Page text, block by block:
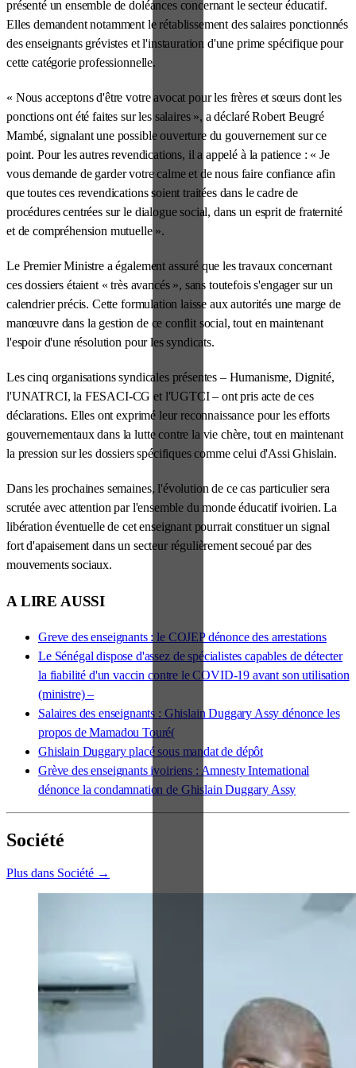
présenté un ensemble de doléances concernant le secteur éducatif.
Elles demandent notamment le rétablissement des salaires ponctionnés
des enseignants grévistes et l'instauration d'une prime spécifique pour
cette catégorie professionnelle.
« Nous acceptons d'être votre avocat pour les frères et sœurs dont les
ponctions ont été faites sur les salaires », a déclaré Robert Beugré
Mambé, signalant une possible ouverture du gouvernement sur ce
point. Pour les autres revendications, il a appelé à la patience : « Je
vous demande de garder votre calme et de nous faire confiance afin
que toutes ces revendications soient traitées dans le cadre de
procédures centrées sur le dialogue social, dans un esprit de fraternité
et de compréhension mutuelle ».
Le Premier Ministre a également assuré que les travaux concernant
ces dossiers étaient « très avancés », sans toutefois s'engager sur un
calendrier précis. Cette formulation laisse aux autorités une marge de
manœuvre dans la gestion de ce conflit social, tout en maintenant
l'espoir d'une résolution pour les syndicats.
Les cinq organisations syndicales présentes – Humanisme, Dignité,
l'UNATRCI, la FESACI-CG et l'UGTCI – ont pris acte de ces
déclarations. Elles ont exprimé leur reconnaissance pour les efforts
gouvernementaux dans la lutte contre la vie chère, tout en maintenant
la pression sur les dossiers spécifiques comme celui d'Assi Ghislain.
Dans les prochaines semaines, l'évolution de ce cas particulier sera
scrutée avec attention par l'ensemble du monde éducatif ivoirien. La
libération éventuelle de cet enseignant pourrait constituer un signal
fort d'apaisement dans un secteur régulièrement secoué par des
mouvements sociaux.
A LIRE AUSSI
Greve des enseignants : le COJEP dénonce des arrestations
Le Sénégal dispose d'assez de spécialistes capables de détecter
la fiabilité d'un vaccin contre le COVID-19 avant son utilisation
(ministre) –
Salaires des enseignants : Ghislain Duggary Assy dénonce les
propos de Mamadou Touré(
Ghislain Duggary placé sous mandat de dépôt
Grève des enseignants ivoiriens : Amnesty International
dénonce la condamnation de Ghislain Duggary Assy
Société
Plus dans Société →